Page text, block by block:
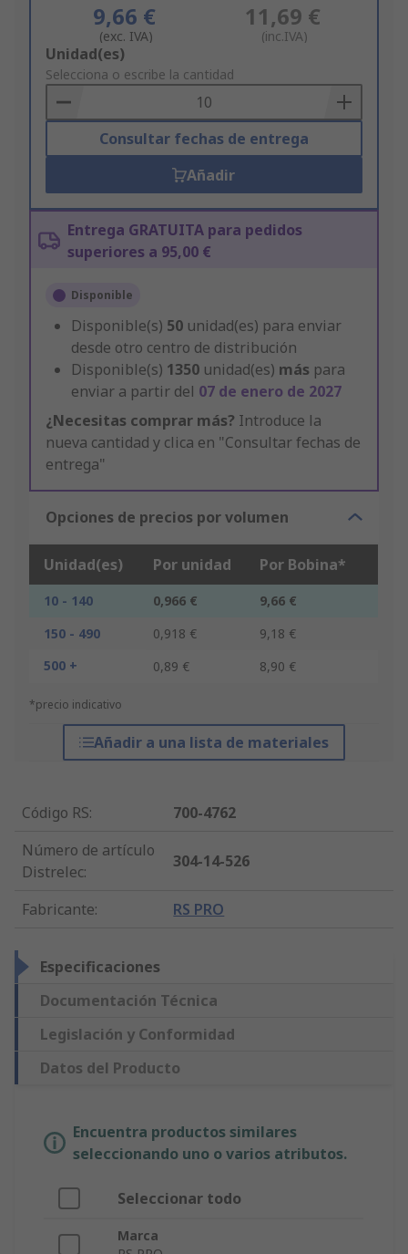
9,66 €
(exc. IVA)
11,69 €
(inc.IVA)
Add
to
Basket
Unidad(es)
Selecciona o escribe la cantidad
Consultar fechas de entrega
Añadir
Entrega GRATUITA para pedidos
superiores a 95,00 €
Disponible
Disponible(s) 50 unidad(es) para enviar
desde otro centro de distribución
Disponible(s) 1350 unidad(es) más para
enviar a partir del 07 de enero de 2027
¿Necesitas comprar más? Introduce la
nueva cantidad y clica en "Consultar fechas de
entrega"
Opciones de precios por volumen
Unidad(es) Por unidad Por Bobina*
10 - 140 0,966 €
9,66 €
150 - 490
0,918 €
9,18 €
500 +
0,89 € 8,90 €
*precio indicativo
Añadir a una lista de materiales
Código RS:
700-4762
Número de artículo
Distrelec:
304-14-526
Fabricante: RS PRO
Especificaciones
Documentación Técnica
Legislación y Conformidad
Datos del Producto
Encuentra productos similares
seleccionando uno o varios atributos.
Seleccionar todo
Marca